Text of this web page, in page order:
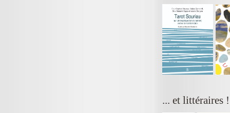
... et littéraires